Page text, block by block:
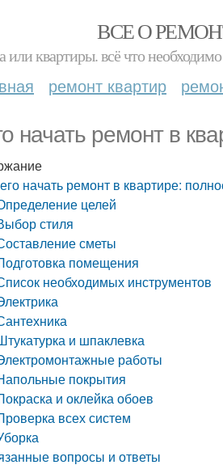
ВСЕ О
или квартиры. всё что
ремонт квартир
начать ремонт в
начать ремонт в квартире:
целей
стиля
сметы
помещения
необходимых инструментов
и шпаклевка
работы
покрытия
и оклейка обоев
всех систем
вопросы и ответы